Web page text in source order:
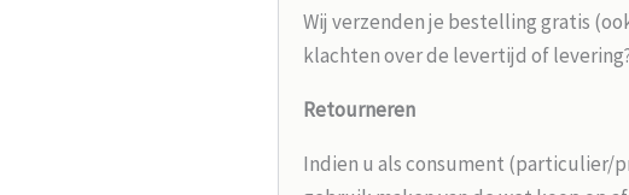
Wij verzenden je bestelling gratis
klachten over de levertijd of
Retourneren
Indien u als consument (particulier/